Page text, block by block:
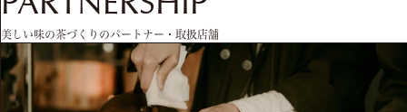
美しい味の茶づくりのパートナー・取扱店舗